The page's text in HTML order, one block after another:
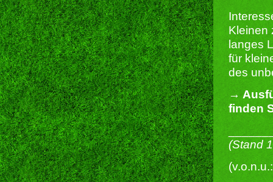
Kleinen
langes
für
des
→
finden
(Stand